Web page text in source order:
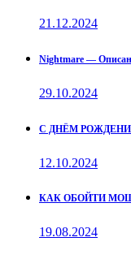
21.12.2024
Nightmare —
29.10.2024
С ДНЁМ
12.10.2024
КАК ОБОЙТИ
19.08.2024